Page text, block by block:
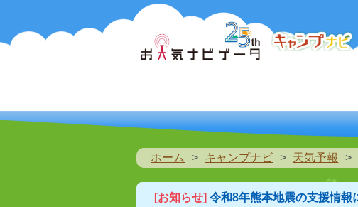
ホーム キャンプナビ 天気予報
[お知らせ] 令和8年熊本地震の支援情報